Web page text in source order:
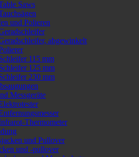
Saws
und Polieren
abgewinkelt
115 mm
125 mm
230 mm
Messgeräte
Thermometer
und Pullover
und -pullover